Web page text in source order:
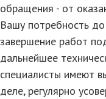
обращения - от
Вашу потребность
завершение работ
дальнейшее
специалисты имеют
деле, регулярно